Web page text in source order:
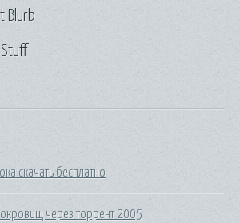
скачать бесплатно
через торрент 2005
Blurb